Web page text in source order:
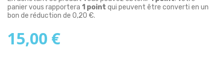
panier vous rapportera 1 point qui peuvent être converti en un
bon de réduction de 0,20 €.
15,00 €